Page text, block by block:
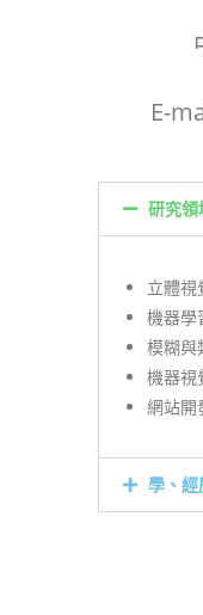
E-
研究領
立體視
機器學
模糊與
機器視
網站開
學、經